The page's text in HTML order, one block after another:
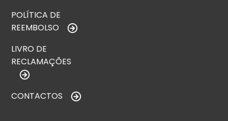
POLÍTICA DE
REEMBOLSO
LIVRO DE
RECLAMAÇÕES
CONTACTOS